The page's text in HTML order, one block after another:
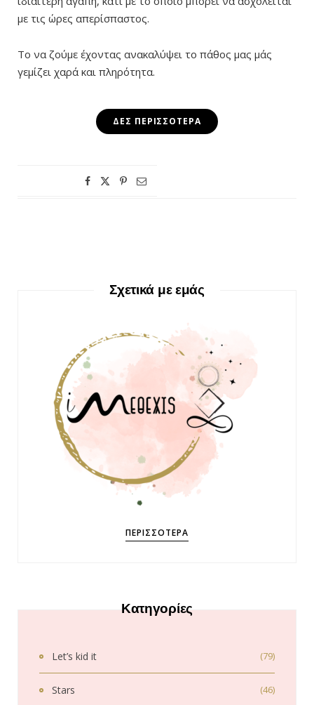
με τις ώρες απερίσπαστος.
Το να ζούμε έχοντας ανακαλύψει το πάθος μας μάς
γεμίζει χαρά και πληρότητα.
ΔΕΣ ΠΕΡΙΣΣΌΤΕΡΑ
Σχετικά με εμάς
ΠΕΡΙΣΣΌΤΕΡΑ
Κατηγορίες
Let’s kid it (79)
Stars (46)